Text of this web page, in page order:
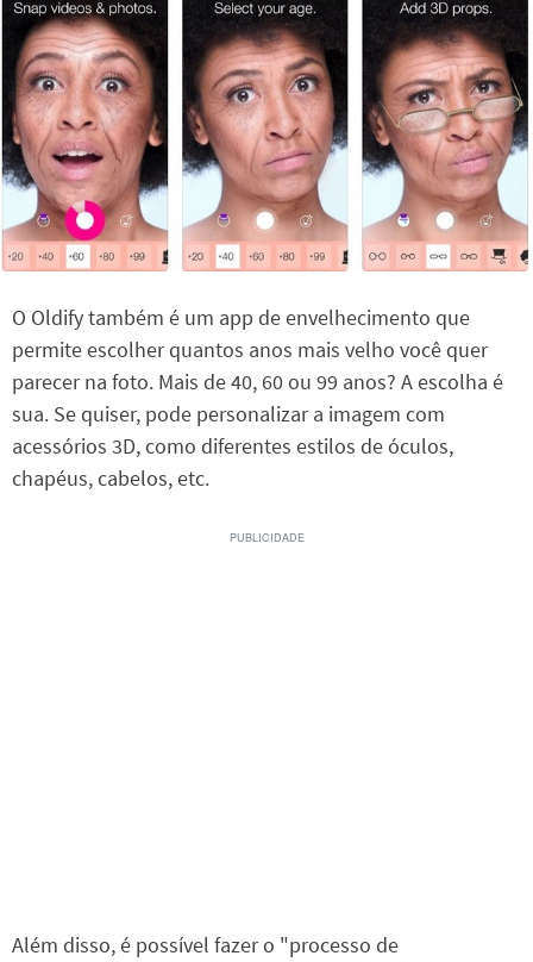
O Oldify também é um app de envelhecimento que
permite escolher quantos anos mais velho você quer
parecer na foto. Mais de 40, 60 ou 99 anos? A escolha é
sua. Se quiser, pode personalizar a imagem com
acessórios 3D, como diferentes estilos de óculos,
chapéus, cabelos, etc.
Além disso, é possível fazer o "processo de